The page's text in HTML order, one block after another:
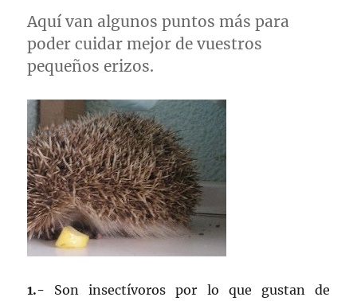
Aquí van algunos puntos más para
poder cuidar mejor de vuestros
pequeños erizos.
1.- Son insectívoros por lo que gustan de